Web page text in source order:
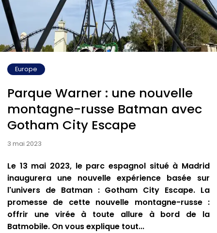
Europe
Parque Warner : une nouvelle
montagne-russe Batman avec
Gotham City Escape
3 mai 2023
Le 13 mai 2023, le parc espagnol situé à Madrid
inaugurera une nouvelle expérience basée sur
l'univers de Batman : Gotham City Escape. La
promesse de cette nouvelle montagne-russe :
offrir une virée à toute allure à bord de la
Batmobile. On vous explique tout...